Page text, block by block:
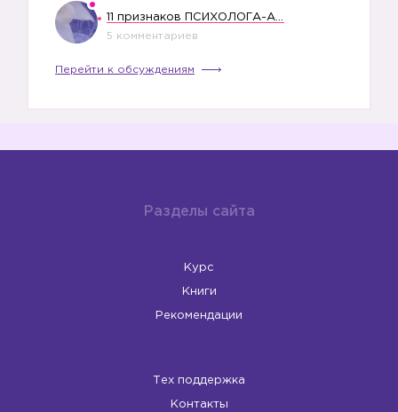
5 комментариев
Перейти к обсуждениям
Разделы сайта
Курс
Книги
Рекомендации
Тех поддержка
Контакты